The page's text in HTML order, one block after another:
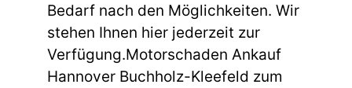
Bedarf nach den Möglichkeiten. Wir
stehen Ihnen hier jederzeit zur
Verfügung.Motorschaden Ankauf
Hannover Buchholz-Kleefeld zum